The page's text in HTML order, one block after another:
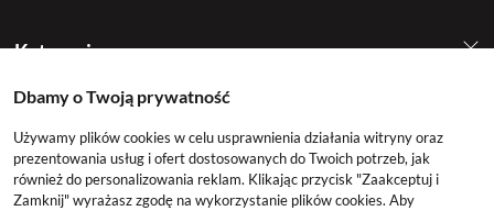
Kategorie
Dbamy o Twoją prywatność
Używamy plików cookies w celu usprawnienia działania witryny oraz
prezentowania usług i ofert dostosowanych do Twoich potrzeb, jak
również do personalizowania reklam. Klikając przycisk "Zaakceptuj i
Zamknij" wyrażasz zgodę na wykorzystanie plików cookies. Aby